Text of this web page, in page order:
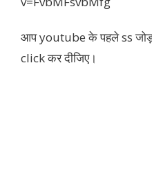
आप youtube के पहले ss जोड़
click कर दीजिए।